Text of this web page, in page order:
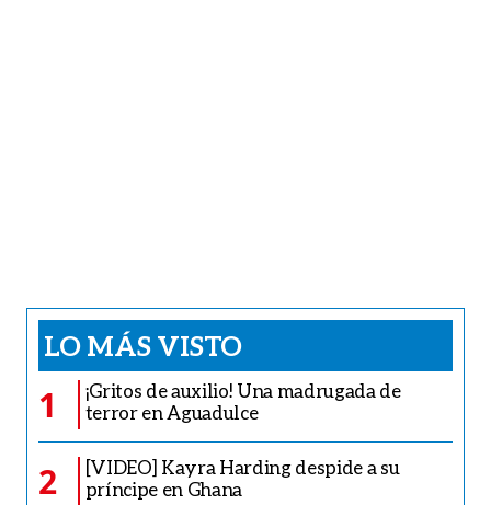
LO MÁS VISTO
1
¡Gritos de auxilio! Una madrugada de
terror en Aguadulce
2
[VIDEO] Kayra Harding despide a su
príncipe en Ghana